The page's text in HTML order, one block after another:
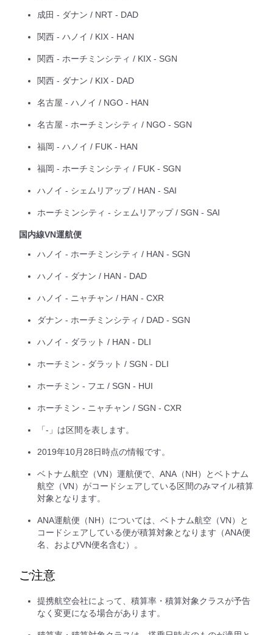
成田 - ダナン / NRT - DAD
関西 - ハノイ / KIX - HAN
関西 - ホーチミンシティ / KIX - SGN
関西 - ダナン / KIX - DAD
名古屋 - ハノイ / NGO - HAN
名古屋 - ホーチミンシティ / NGO - SGN
福岡 - ハノイ / FUK - HAN
福岡 - ホーチミンシティ / FUK - SGN
ハノイ - シェムリアップ / HAN - SAI
ホーチミンシティ - シェムリアップ / SGN - SAI
国内線VN運航便
ハノイ - ホーチミンシティ / HAN - SGN
ハノイ - ダナン / HAN - DAD
ハノイ - ニャチャン / HAN - CXR
ダナン - ホーチミンシティ / DAD - SGN
ハノイ - ダラット / HAN - DLI
ホーチミン - ダラット / SGN - DLI
ホーチミン - フエ / SGN - HUI
ホーチミン - ニャチャン / SGN - CXR
「-」は区間を表します。
2019年10月28日時点の情報です。
ベトナム航空（VN）運航便で、ANA（NH）とベトナム
航空（VN）がコードシェアしている区間のみマイル積算
対象となります。
ANA運航便（NH）については、ベトナム航空（VN）と
コードシェアしている便が積算対象となります（ANA便
名、およびVN便名含む）。
ご注意
提携航空会社によって、積算率・積算対象クラスが予告
なく変更になる場合があります。